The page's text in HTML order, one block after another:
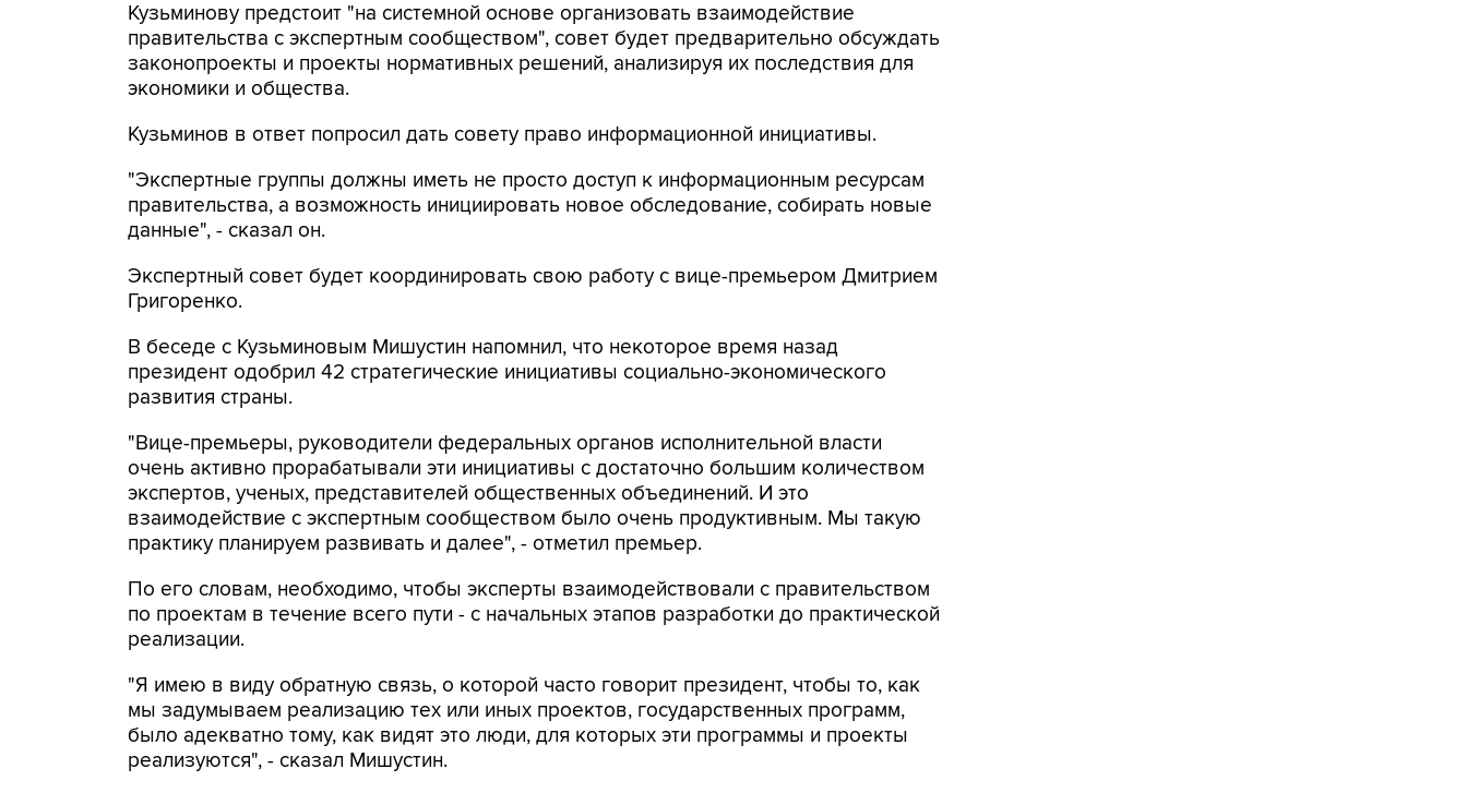
Кузьминову предстоит "на системной основе организовать взаимодействие
правительства с экспертным сообществом", совет будет предварительно обсуждать
законопроекты и проекты нормативных решений, анализируя их последствия для
экономики и общества.
Кузьминов в ответ попросил дать совету право информационной инициативы.
"Экспертные группы должны иметь не просто доступ к информационным ресурсам
правительства, а возможность инициировать новое обследование, собирать новые
данные", - сказал он.
Экспертный совет будет координировать свою работу с вице-премьером Дмитрием
Григоренко.
В беседе с Кузьминовым Мишустин напомнил, что некоторое время назад
президент одобрил 42 стратегические инициативы социально-экономического
развития страны.
"Вице-премьеры, руководители федеральных органов исполнительной власти
очень активно прорабатывали эти инициативы с достаточно большим количеством
экспертов, ученых, представителей общественных объединений. И это
взаимодействие с экспертным сообществом было очень продуктивным. Мы такую
практику планируем развивать и далее", - отметил премьер.
По его словам, необходимо, чтобы эксперты взаимодействовали с правительством
по проектам в течение всего пути - с начальных этапов разработки до практической
реализации.
"Я имею в виду обратную связь, о которой часто говорит президент, чтобы то, как
мы задумываем реализацию тех или иных проектов, государственных программ,
было адекватно тому, как видят это люди, для которых эти программы и проекты
реализуются", - сказал Мишустин.